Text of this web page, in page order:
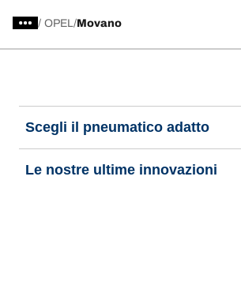
/ OPEL Movano
Scegli il pneumatico adatto
Le nostre ultime innovazioni